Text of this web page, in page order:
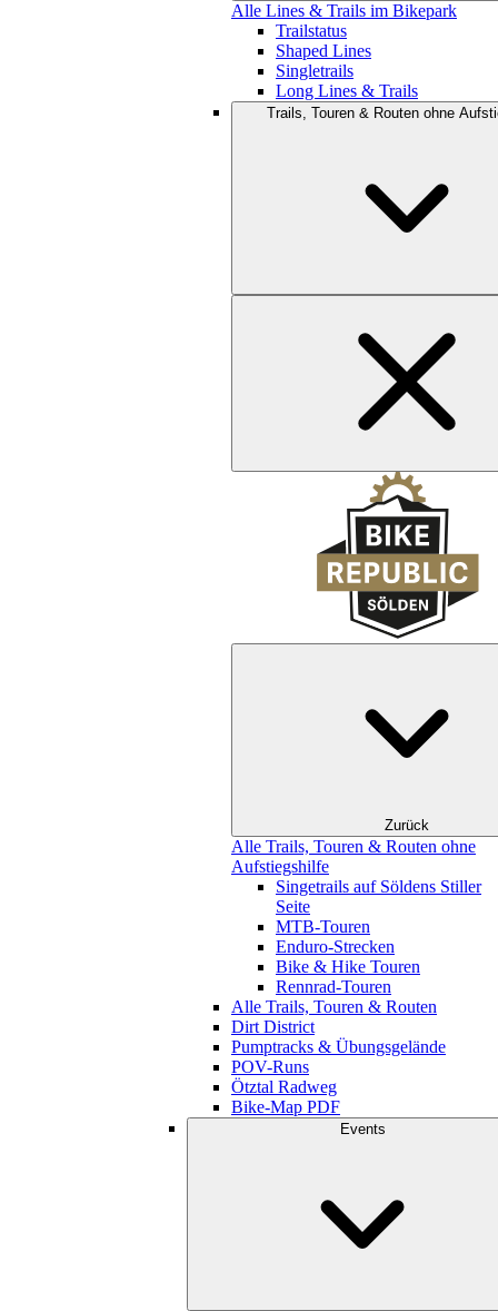
Alle Lines & Trails im Bikepark
Trailstatus
Shaped Lines
Singletrails
Long Lines & Trails
Trails, Touren & Routen ohne
Zurück
Alle Trails, Touren & Routen ohne
Aufstiegshilfe
Singetrails auf Söldens Stiller
Seite
MTB-Touren
Enduro-Strecken
Bike & Hike Touren
Rennrad-Touren
Alle Trails, Touren & Routen
Dirt District
Pumptracks & Übungsgelände
POV-Runs
Ötztal Radweg
Bike-Map PDF
Events